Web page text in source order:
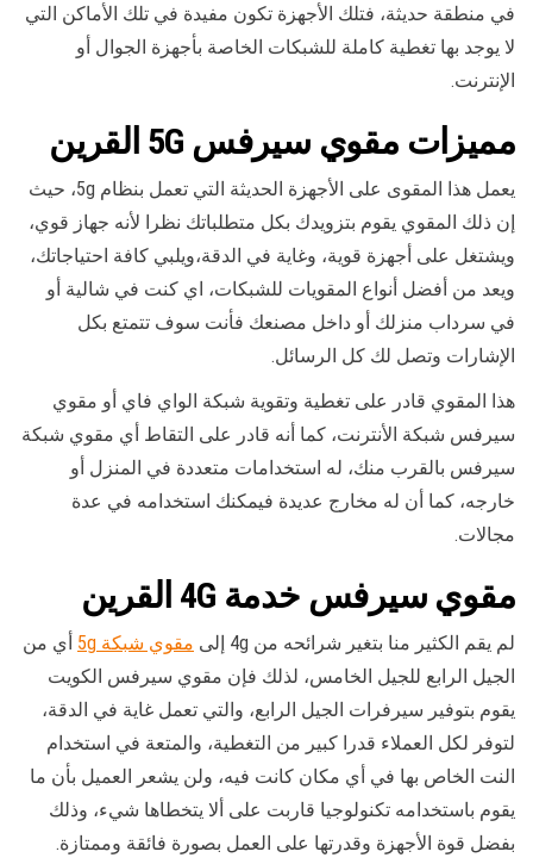
في منطقة حديثة، فتلك الأجهزة تكون مفيدة في تلك الأماكن التي
لا يوجد بها تغطية كاملة للشبكات الخاصة بأجهزة الجوال أو
الإنترنت.
مميزات مقوي سيرفس 5G القرين
يعمل هذا المقوى على الأجهزة الحديثة التي تعمل بنظام 5g، حيث
إن ذلك المقوي يقوم بتزويدك بكل متطلباتك نظرا لأنه جهاز قوي،
ويشتغل على أجهزة قوية، وغاية في الدقة،ويلبي كافة احتياجاتك،
ويعد من أفضل أنواع المقويات للشبكات، اي كنت في شالية أو
في سرداب منزلك أو داخل مصنعك فأنت سوف تتمتع بكل
الإشارات وتصل لك كل الرسائل.
هذا المقوي قادر على تغطية وتقوية شبكة الواي فاي أو مقوي
سيرفس شبكة الأنترنت، كما أنه قادر على التقاط أي مقوي شبكة
سيرفس بالقرب منك، له استخدامات متعددة في المنزل أو
خارجه، كما أن له مخارج عديدة فيمكنك استخدامه في عدة
مجالات.
مقوي سيرفس خدمة 4G القرين
لم يقم الكثير منا بتغير شرائحه من 4g إلى مقوي شبكة 5g
أي من
الجيل الرابع للجيل الخامس، لذلك فإن مقوي سيرفس الكويت
يقوم بتوفير سيرفرات الجيل الرابع، والتي تعمل غاية في الدقة،
لتوفر لكل العملاء قدرا كبير من التغطية، والمتعة في استخدام
النت الخاص بها في أي مكان كانت فيه، ولن يشعر العميل بأن ما
يقوم باستخدامه تكنولوجيا قاربت على ألا يتخطاها شيء، وذلك
بفضل قوة الأجهزة وقدرتها على العمل بصورة فائقة وممتازة.